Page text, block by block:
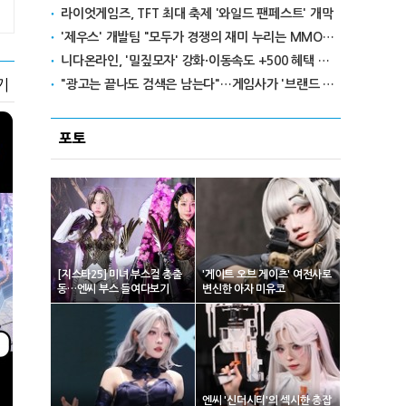
라이엇게임즈, TFT 최대 축제 '와일드 팬페스트' 개막
'제우스' 개발팀 "모두가 경쟁의 재미 누리는 MMORPG로 만들 것"
니다온라인, '밀짚모자' 강화·이동속도 +500 혜택 이벤트 진행
"광고는 끝나도 검색은 남는다"…게임사가 '브랜드 검색량'을 챙기는 이유
포토
[지스타25] 미녀 부스걸 총출
동…엔씨 부스 들여다보기
'게이트 오브 게이츠' 여전사로
변신한 아자 미유코
엔씨 '신더시티'의 섹시한 총잡